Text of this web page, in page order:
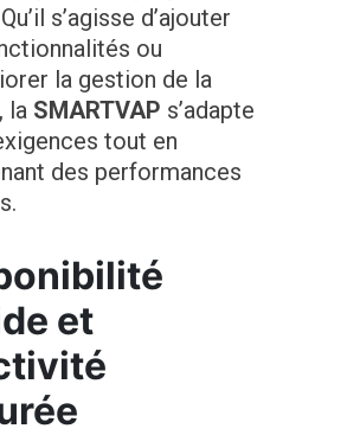
s’agisse d’ajouter
ou
la gestion de la
la SMARTVAP s’adapte
tout en
des performances
et